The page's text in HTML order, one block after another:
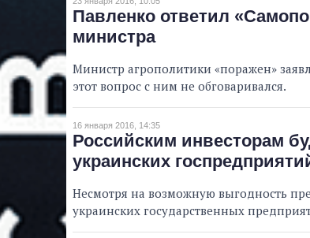
Павленко ответил
министра
Министр агрополитики «поражен»
этот вопрос с ним не обговаривался.
16 января 2016, 14:35
Российским инвесторам
украинских
Несмотря на возможную выгодность
украинских государственных